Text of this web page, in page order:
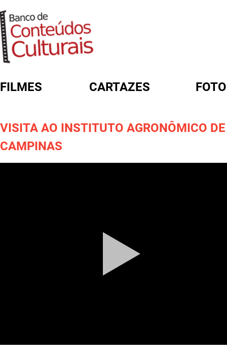
FILMES CARTAZES
VISITA AO INSTITUTO AGRONÔMICO DE
CAMPINAS
FORMULÁRIO DE BUSCA